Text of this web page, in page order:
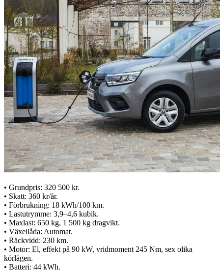
• Grundpris: 320 500 kr.
• Skatt: 360 kr/år.
• Förbrukning: 18 kWh/100 km.
• Lastutrymme: 3,9–4,6 kubik.
• Maxlast: 650 kg, 1 500 kg dragvikt.
• Växellåda: Automat.
• Räckvidd: 230 km.
• Motor: El, effekt på 90 kW, vridmoment 245 Nm, sex olika
körlägen.
• Batteri: 44 kWh.